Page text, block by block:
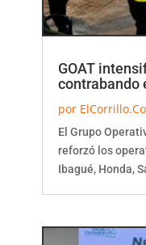
GOAT
contrabando
por ElCorrillo.Co
El Grupo
reforzó los
Ibagué, Honda,